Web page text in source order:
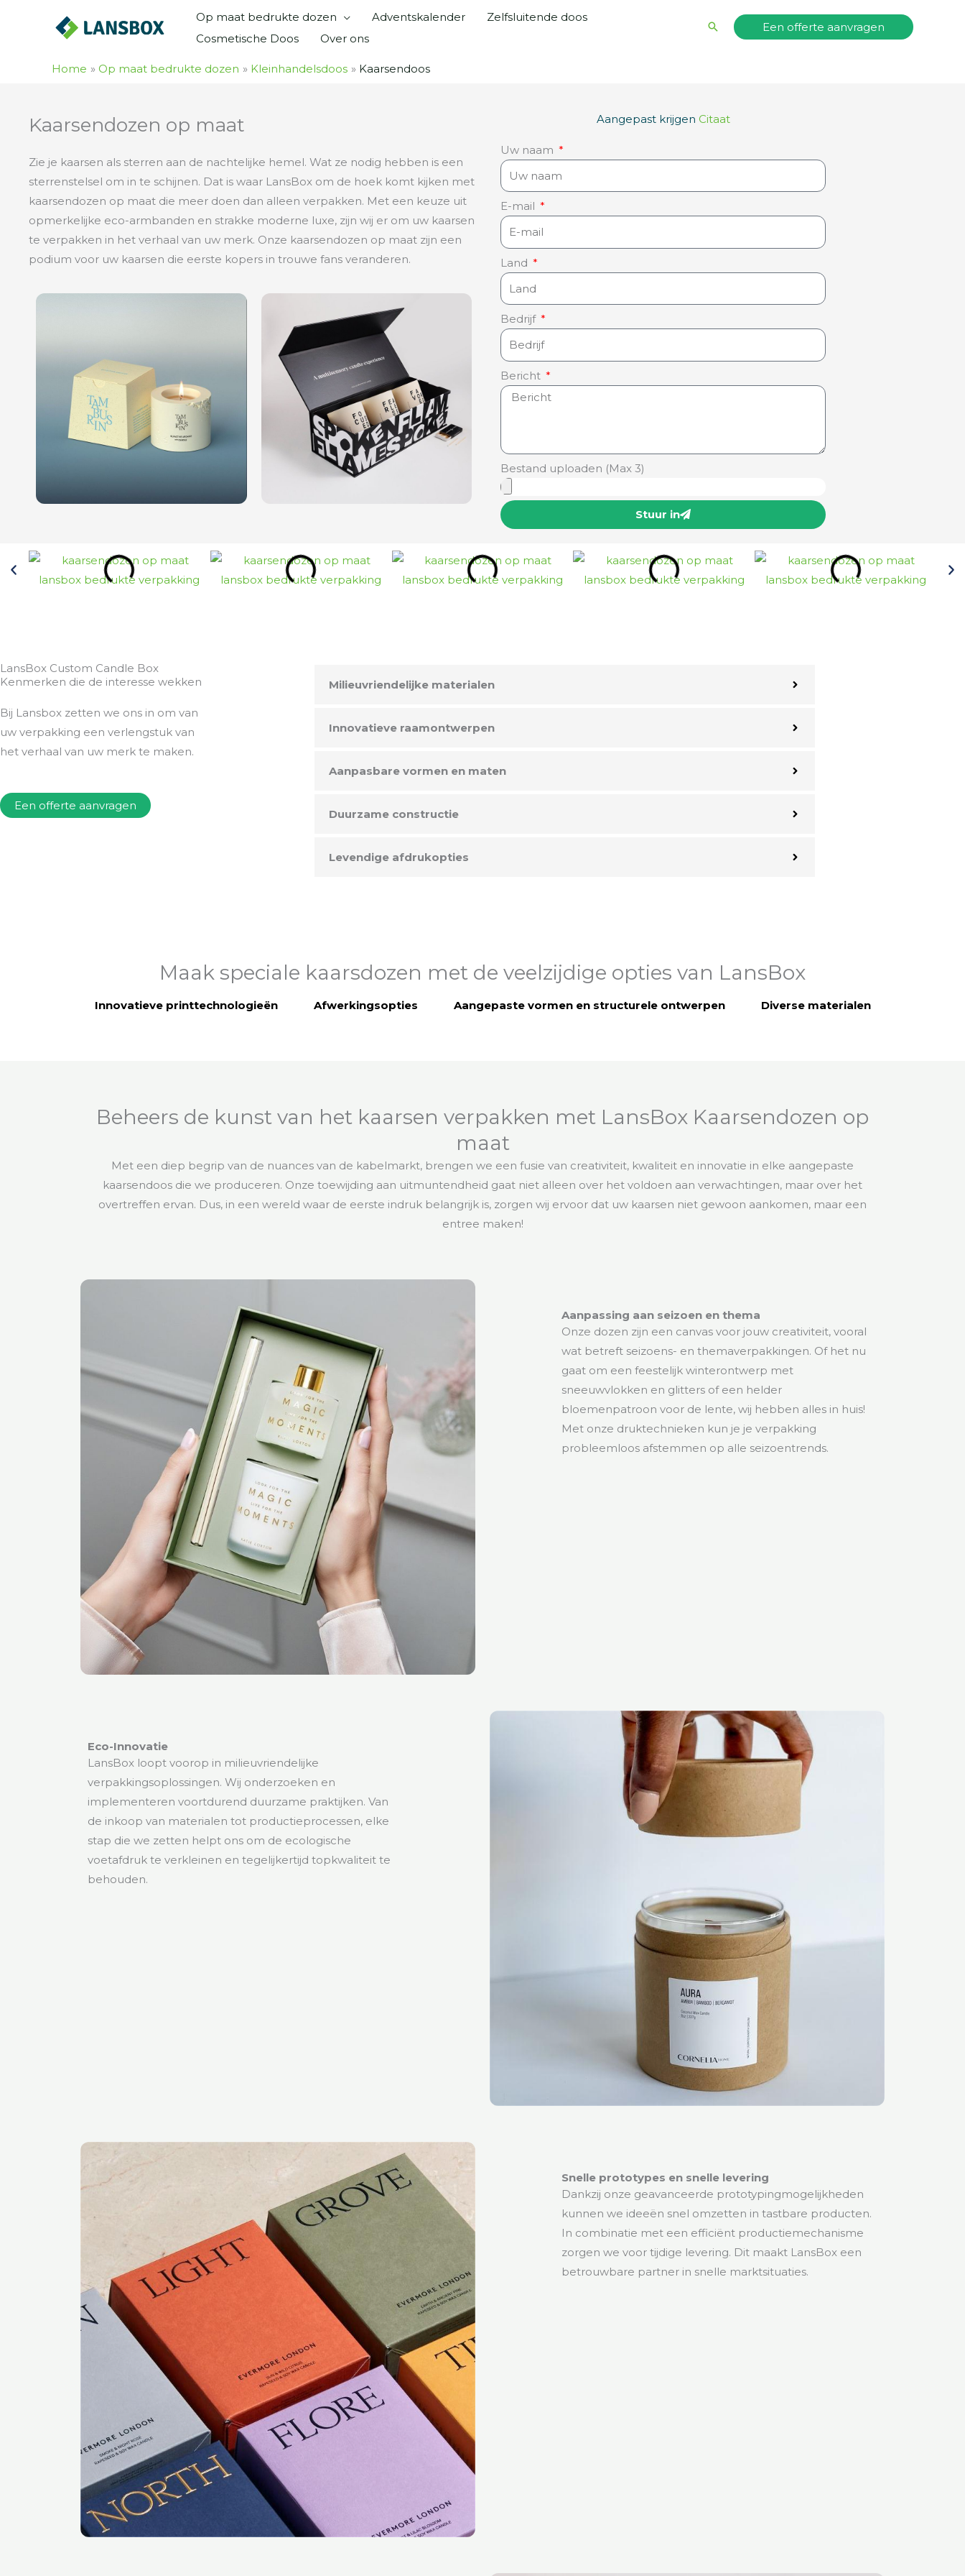
Op maat bedrukte dozen Adventskalender
Zelfsluitende doos
Cosmetische Doos
Over ons
Zoeken Een offerte aanvragen
Home Op maat bedrukte dozen Kleinhandelsdoos Kaarsendoos
Kaarsendozen op maat
Zie je kaarsen als sterren aan de nachtelijke hemel. Wat ze nodig hebben is een
sterrenstelsel om in te schijnen. Dat is waar LansBox om de hoek komt kijken met
kaarsendozen op maat die meer doen dan alleen verpakken. Met een keuze uit
opmerkelijke eco-armbanden en strakke moderne luxe, zijn wij er om uw kaarsen
te verpakken in het verhaal van uw merk. Onze kaarsendozen op maat zijn een
podium voor uw kaarsen die eerste kopers in trouwe fans veranderen.
Aangepast krijgen Citaat
Uw naam
E-mail
Land
Bedrijf
Bericht
Bestand uploaden (Max 3)
Stuur in
LansBox Custom Candle Box
Kenmerken die de interesse wekken
Bij Lansbox zetten we ons in om van
uw verpakking een verlengstuk van
het verhaal van uw merk te maken.
Een offerte aanvragen
Milieuvriendelijke materialen
Innovatieve raamontwerpen
Aanpasbare vormen en maten
Duurzame constructie
Levendige afdrukopties
Maak speciale kaarsdozen met de veelzijdige opties van LansBox
Innovatieve printtechnologieën Afwerkingsopties Aangepaste vormen en structurele ontwerpen Diverse materialen
Beheers de kunst van het kaarsen verpakken met LansBox Kaarsendozen op
maat
Met een diep begrip van de nuances van de kabelmarkt, brengen we een fusie van creativiteit, kwaliteit en innovatie in elke aangepaste
kaarsendoos die we produceren. Onze toewijding aan uitmuntendheid gaat niet alleen over het voldoen aan verwachtingen, maar over het
overtreffen ervan. Dus, in een wereld waar de eerste indruk belangrijk is, zorgen wij ervoor dat uw kaarsen niet gewoon aankomen, maar een
entree maken!
Aanpassing aan seizoen en thema
Onze dozen zijn een canvas voor jouw creativiteit, vooral
wat betreft seizoens- en themaverpakkingen. Of het nu
gaat om een feestelijk winterontwerp met
sneeuwvlokken en glitters of een helder
bloemenpatroon voor de lente, wij hebben alles in huis!
Met onze druktechnieken kun je je verpakking
probleemloos afstemmen op alle seizoentrends.
Eco-Innovatie
LansBox loopt voorop in milieuvriendelijke
verpakkingsoplossingen. Wij onderzoeken en
implementeren voortdurend duurzame praktijken. Van
de inkoop van materialen tot productieprocessen, elke
stap die we zetten helpt ons om de ecologische
voetafdruk te verkleinen en tegelijkertijd topkwaliteit te
behouden.
Snelle prototypes en snelle levering
Dankzij onze geavanceerde prototypingmogelijkheden
kunnen we ideeën snel omzetten in tastbare producten.
In combinatie met een efficiënt productiemechanisme
zorgen we voor tijdige levering. Dit maakt LansBox een
betrouwbare partner in snelle marktsituaties.